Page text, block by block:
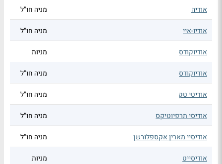
אודיה מניה חו"ל
אודיו-איי מניה חו"ל
אודיוקודס מניות
אודיוקודס מניה חו"ל
אודיטי טק מניה חו"ל
אודיסי תרפיוטיקס מניה חו"ל
אודיסיי מארין אקספלורשן מניה חו"ל
אודיסייט מניות